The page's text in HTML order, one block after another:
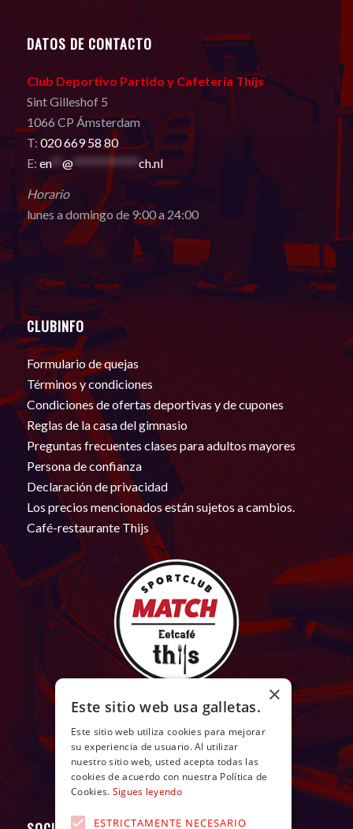
DATOS DE CONTACTO
Club Deportivo Partido y Cafetería Thijs
Sint Gilleshof 5
1066 CP Ámsterdam
T: 020 669 58 80
E: en** @************ ch.nl
Horario
lunes a domingo de 9:00 a 24:00
CLUBINFO
Formulario de quejas
Términos y condiciones
Condiciones de ofertas deportivas y de cupones
Reglas de la casa del gimnasio
Preguntas frecuentes clases para adultos mayores
Persona de confianza
Declaración de privacidad
Los precios mencionados están sujetos a cambios.
Café-restaurante Thijs
×
Este sitio web usa galletas.
Este sitio web utiliza cookies para mejorar
su experiencia de usuario. Al utilizar
nuestro sitio web, usted acepta todas las
cookies de acuerdo con nuestra Política de
Cookies. Sigues leyendo
ESTRICTAMENTE NECESARIO